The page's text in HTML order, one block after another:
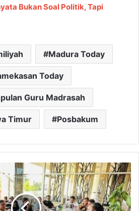
Bukan Soal Politik, Tapi
Madura Today
Today
Guru Madrasah
Timur Posbakum